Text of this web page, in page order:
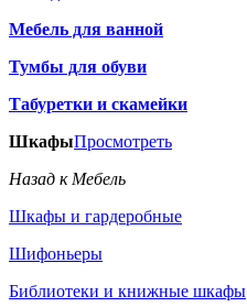
Мебель для ванной
Тумбы для обуви
Табуретки и скамейки
ШкафыПросмотреть
Назад к Мебель
Шкафы и гардеробные
Шифоньеры
Библиотеки и книжные шкафы